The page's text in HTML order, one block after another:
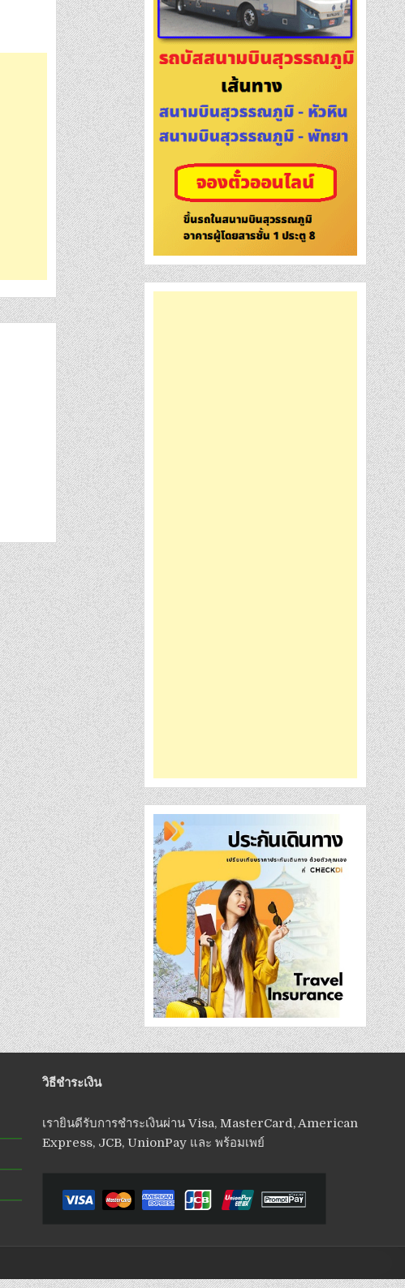
วิธีชำระเงิน
เรายินดีรับการชำระเงินผ่าน Visa, MasterCard, American
Express, JCB, UnionPay และ พร้อมเพย์